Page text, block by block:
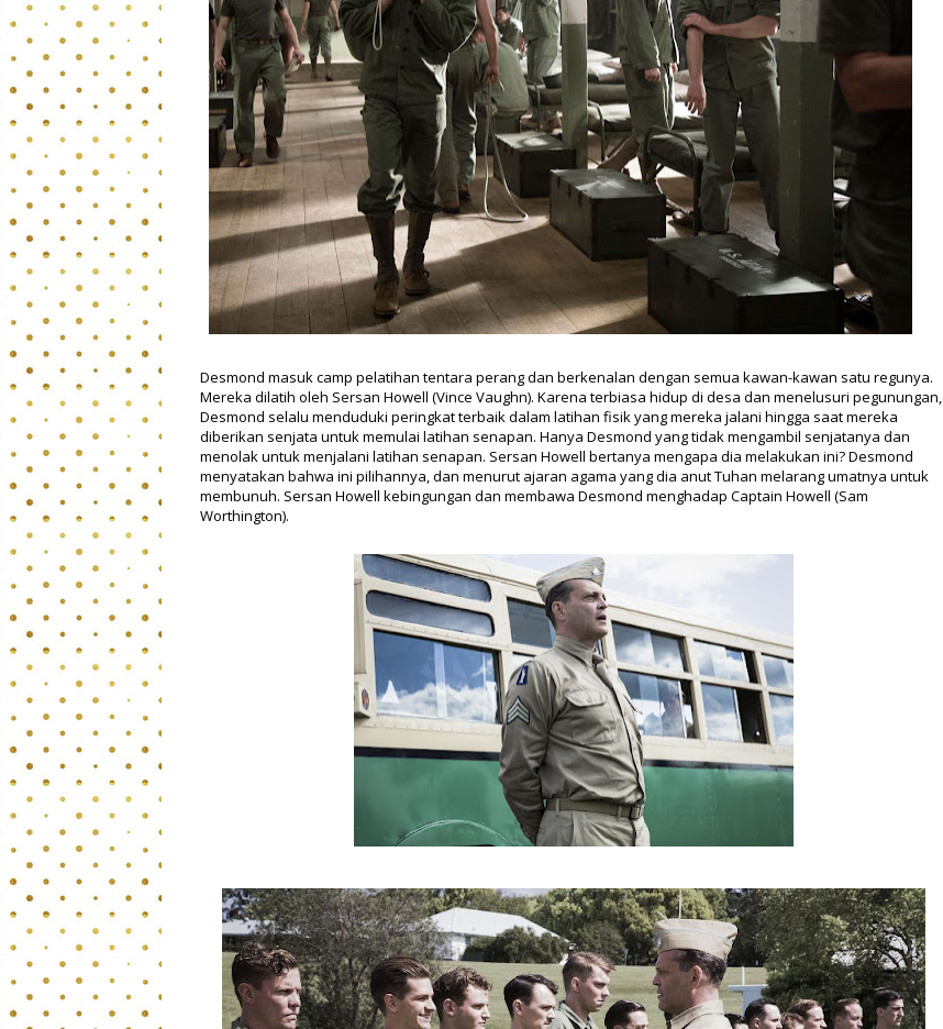
Desmond masuk camp pelatihan tentara perang dan berkenalan dengan semua kawan-kawan satu regunya.
Mereka dilatih oleh Sersan Howell (Vince Vaughn). Karena terbiasa hidup di desa dan menelusuri pegunungan,
Desmond selalu menduduki peringkat terbaik dalam latihan fisik yang mereka jalani hingga saat mereka
diberikan senjata untuk memulai latihan senapan. Hanya Desmond yang tidak mengambil senjatanya dan
menolak untuk menjalani latihan senapan. Sersan Howell bertanya mengapa dia melakukan ini? Desmond
menyatakan bahwa ini pilihannya, dan menurut ajaran agama yang dia anut Tuhan melarang umatnya untuk
membunuh. Sersan Howell kebingungan dan membawa Desmond menghadap Captain Howell (Sam
Worthington).